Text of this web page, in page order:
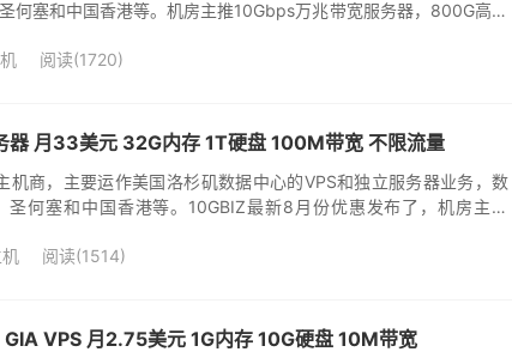
何塞和中国香港等。机房主推10Gbps万兆带宽服务器，800G高防
阅读(1720)
器 月33美元 32G内存 1T硬盘 100M带宽 不限流量
商，主要运作美国洛杉矶数据中心的VPS和独立服务器业务，数
何塞和中国香港等。10GBIZ最新8月份优惠发布了，机房主推
阅读(1514)
VPS 月2.75美元 1G内存 10G硬盘 10M带宽